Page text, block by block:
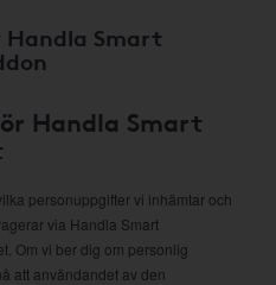
Smart
Handla Smart
personuppgifter vi inhämtar och
via Handla Smart
Om vi ber dig om personlig
att användandet av den